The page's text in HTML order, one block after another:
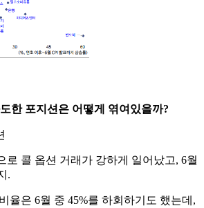
한 포지션은 어떻게 엮여있을까?
로 콜 옵션 거래가 강하게 일어났고, 6월
.
율은 6월 중 45%를 하회하기도 했는데,